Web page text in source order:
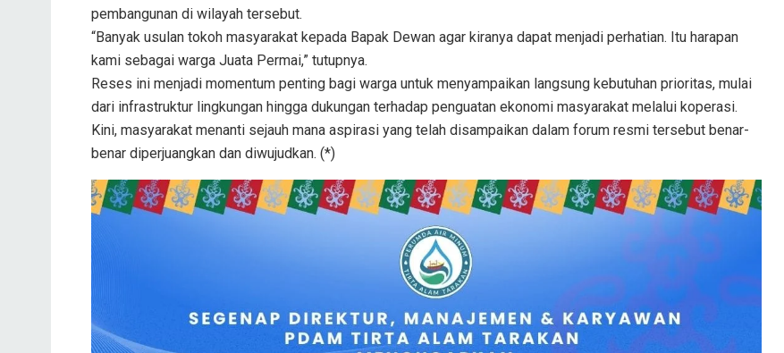
pembangunan di wilayah tersebut.
“Banyak usulan tokoh masyarakat kepada Bapak Dewan agar kiranya dapat menjadi perhatian. Itu harapan
kami sebagai warga Juata Permai,” tutupnya.
Reses ini menjadi momentum penting bagi warga untuk menyampaikan langsung kebutuhan prioritas, mulai
dari infrastruktur lingkungan hingga dukungan terhadap penguatan ekonomi masyarakat melalui koperasi.
Kini, masyarakat menanti sejauh mana aspirasi yang telah disampaikan dalam forum resmi tersebut benar-
benar diperjuangkan dan diwujudkan. (*)